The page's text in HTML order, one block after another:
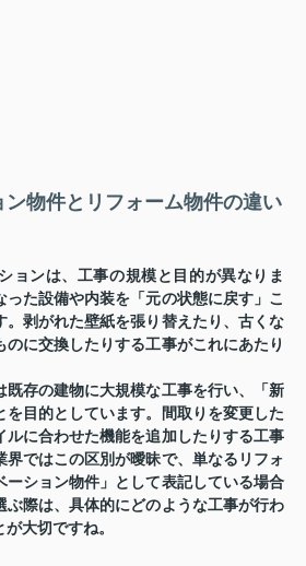
ン物件とリフォーム物件の違い
ョンは、工事の規模と目的が異なりま
った設備や内装を「元の状態に戻す」こ
。剥がれた壁紙を張り替えたり、古くな
のに交換したりする工事がこれにあたり
既存の建物に大規模な工事を行い、「新
を目的としています。間取りを変更した
ルに合わせた機能を追加したりする工事
界ではこの区別が曖昧で、単なるリフォ
ーション物件」として表記している場合
ぶ際は、具体的にどのような工事が行わ
大切ですね。